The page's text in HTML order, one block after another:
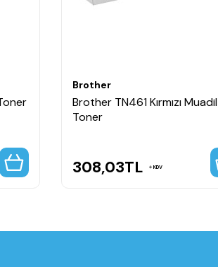
Brother
Brother TN461 Kırmızı Muadil
Toner
308,03TL KDV